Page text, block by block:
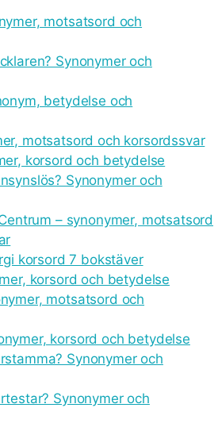
motsatsord och
Synonymer och
betydelse och
motsatsord och korsordssvar
korsord och betydelse
Synonymer och
– synonymer, motsatsord
korsord 7 bokstäver
korsord och betydelse
motsatsord och
korsord och betydelse
Synonymer och
Synonymer och